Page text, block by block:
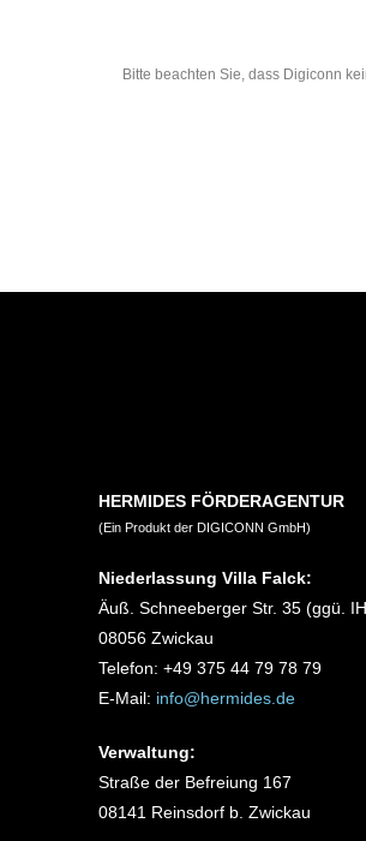
Bitte beachten Sie, dass Digiconn
HERMIDES FÖRDERAGENTUR
(Ein Produkt der DIGICONN GmbH)
Niederlassung Villa Falck:
Äuß. Schneeberger Str. 35 (ggü.
08056 Zwickau
Telefon: +49 375 44 79 78 79
E-Mail: info@hermides.de
Verwaltung:
Straße der Befreiung 167
08141 Reinsdorf b. Zwickau